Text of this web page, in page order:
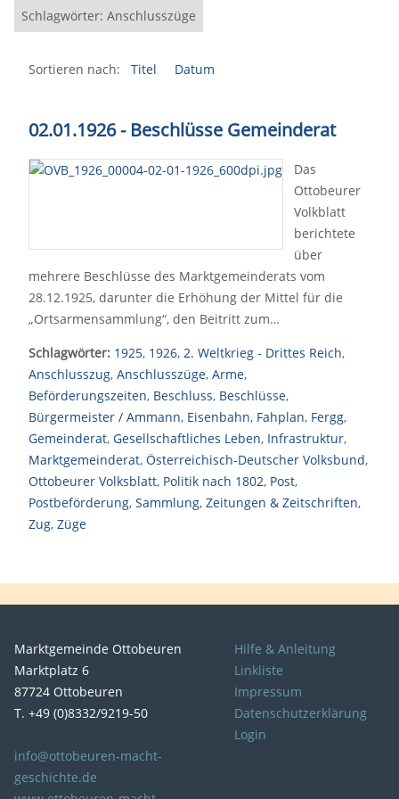
Schlagwörter: Anschlusszüge
Sortieren nach: Titel Datum
02.01.1926 - Beschlüsse Gemeinderat
Das
Ottobeurer
Volkblatt
berichtete
über
mehrere Beschlüsse des Marktgemeinderats vom
28.12.1925, darunter die Erhöhung der Mittel für die
„Ortsarmensammlung“, den Beitritt zum…
Schlagwörter: 1925, 1926, 2. Weltkrieg - Drittes Reich,
Anschlusszug, Anschlusszüge, Arme,
Beförderungszeiten, Beschluss, Beschlüsse,
Bürgermeister / Ammann, Eisenbahn, Fahplan, Fergg,
Gemeinderat, Gesellschaftliches Leben, Infrastruktur,
Marktgemeinderat, Österreichisch-Deutscher Volksbund,
Ottobeurer Volksblatt, Politik nach 1802, Post,
Postbeförderung, Sammlung, Zeitungen & Zeitschriften,
Zug, Züge
Marktgemeinde Ottobeuren
Marktplatz 6
87724 Ottobeuren
T. +49 (0)8332/9219-50
info@ottobeuren-macht-
geschichte.de
Hilfe & Anleitung
Linkliste
Impressum
Datenschutzerklärung
Login